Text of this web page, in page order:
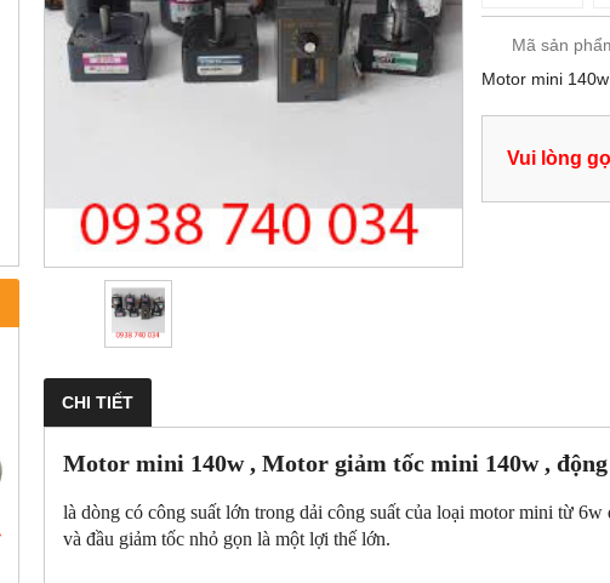
Mã sản
Motor mini
Vui lòng
CHI TIẾT
Motor mini 140w , Motor giảm tốc mini 140w ,
là dòng có công suất lớn trong dải công suất của loại motor mini từ
và đầu giảm tốc nhỏ gọn là một lợi thế lớn.